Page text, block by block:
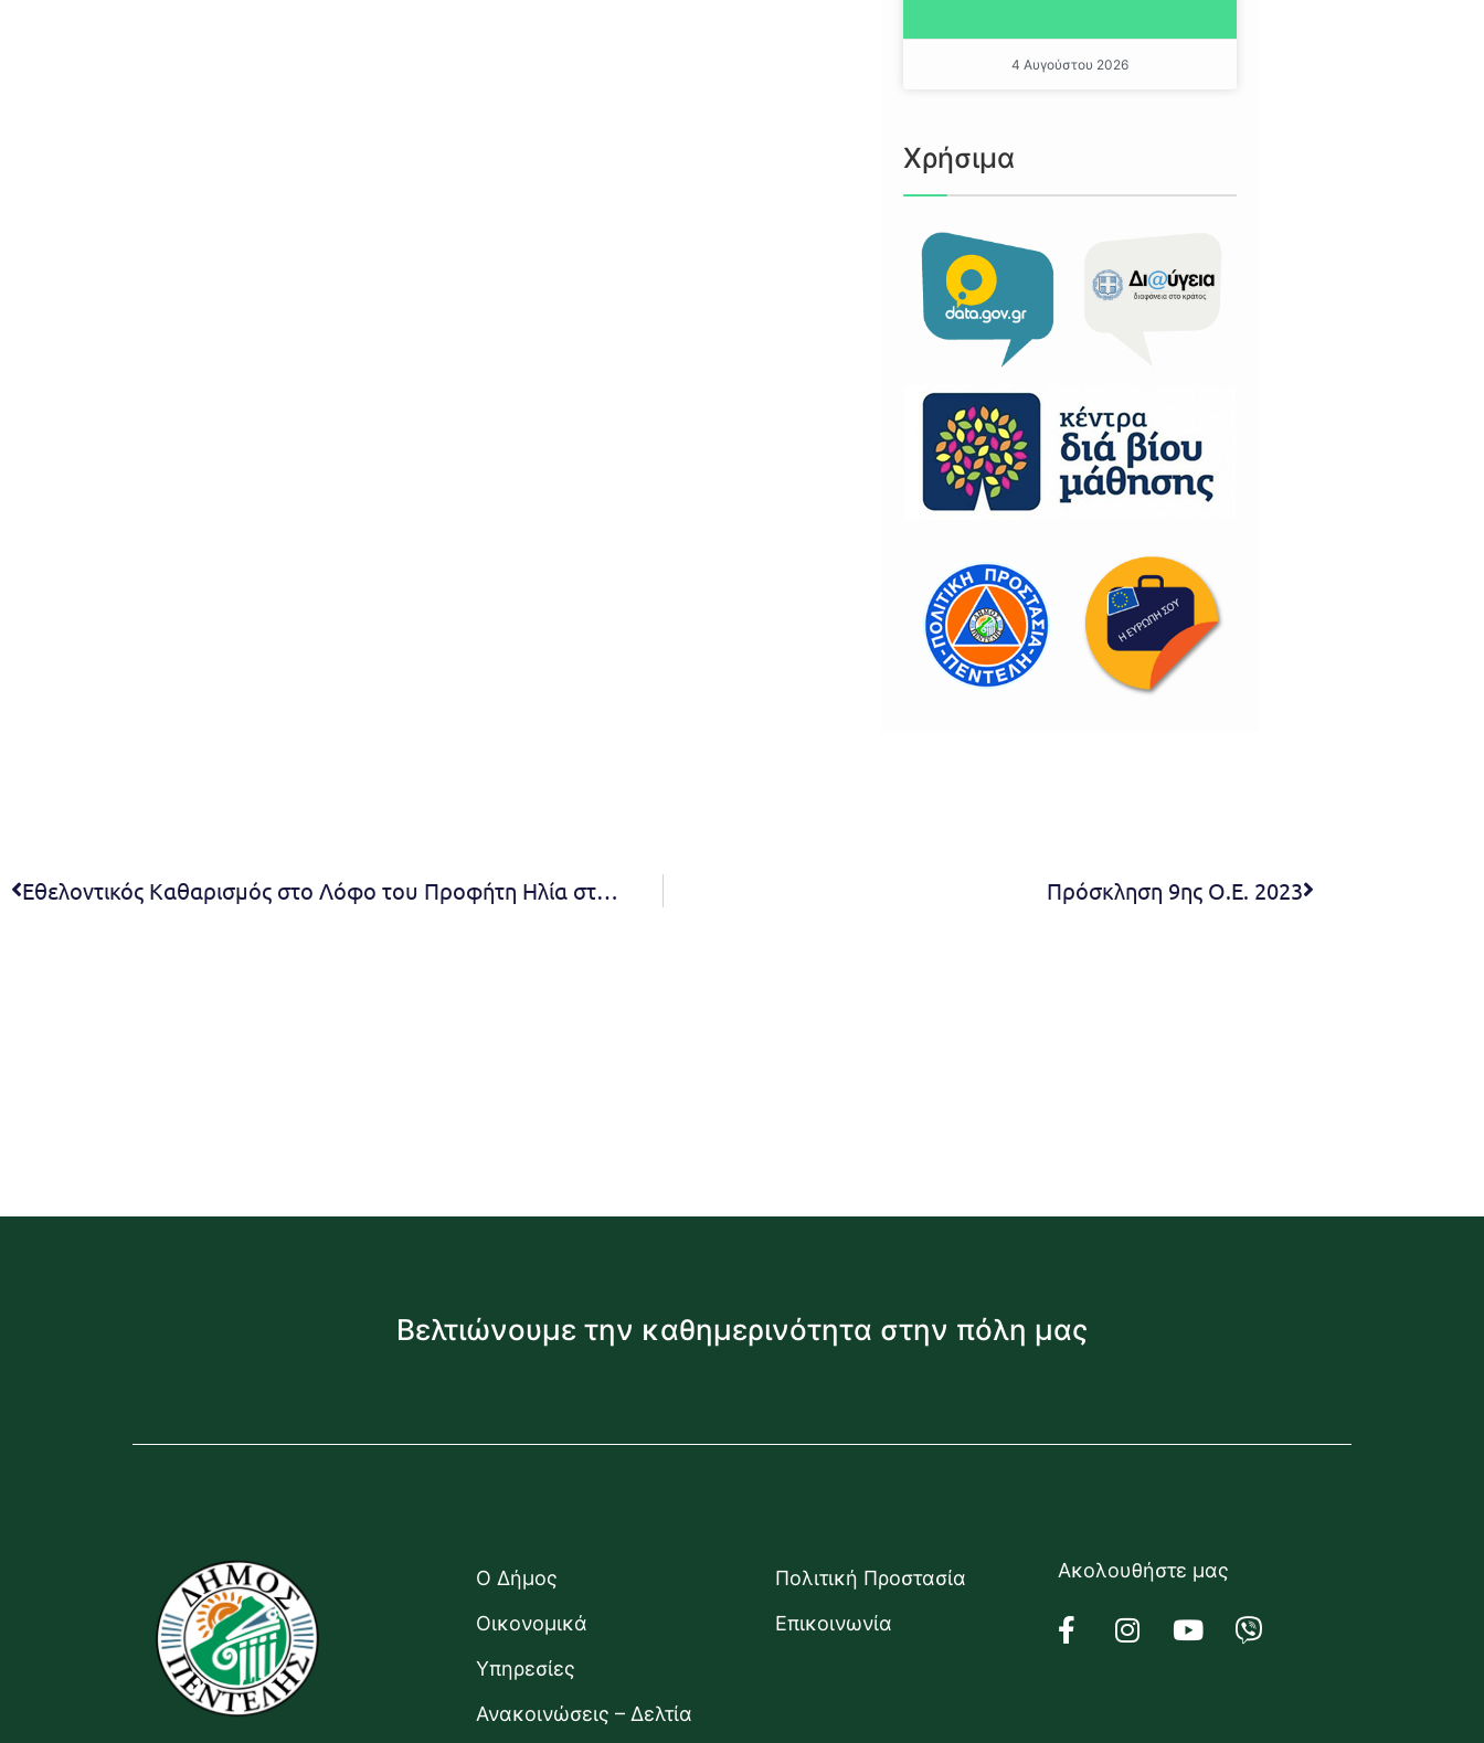
4 Αυγούστου 2026
Χρήσιμα
Εθελοντικός Καθαρισμός στο Λόφο του Προφήτη Ηλία στη Νέα Πεντέλη από το Εθελοντικό Κλιμάκιο Πολιτικής Προστασίας – Κυριακή 23/4 – 10 π.μ. Πρόσκληση 9ης Ο.Ε. 2023
Βελτιώνουμε την καθημερινότητα στην πόλη μας
Ο Δήμος
Οικονομικά
Υπηρεσίες
Ανακοινώσεις – Δελτία
Πολιτική Προστασία
Επικοινωνία
Ακολουθήστε μας